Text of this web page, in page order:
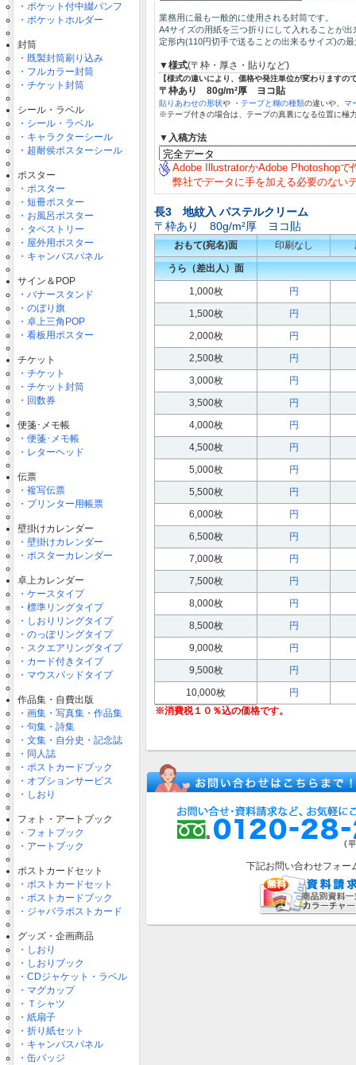
・ポケット付中綴パンフ
・ポケットホルダー
封筒
・既製封筒刷り込み
・フルカラー封筒
・チケット封筒
シール・ラベル
・シール・ラベル
・キャラクターシール
・超耐侯ポスターシール
ポスター
・ポスター
・短冊ポスター
・お風呂ポスター
・タペストリー
・屋外用ポスター
・キャンバスパネル
サイン＆POP
・バナースタンド
・のぼり旗
・卓上三角POP
・看板用ポスター
チケット
・チケット
・チケット封筒
・回数券
便箋･メモ帳
・便箋･メモ帳
・レターヘッド
伝票
・複写伝票
・プリンター用帳票
壁掛けカレンダー
・壁掛けカレンダー
・ポスターカレンダー
卓上カレンダー
・ケースタイプ
・標準リングタイプ
・しおりリングタイプ
・のっぽリングタイプ
・スクエアリングタイプ
・カード付きタイプ
・マウスパッドタイプ
作品集・自費出版
・画集・写真集・作品集
・句集・詩集
・文集・自分史・記念誌
・同人誌
・ポストカードブック
・オプションサービス
・しおり
フォト・アートブック
・フォトブック
・アートブック
ポストカードセット
・ポストカードセット
・ポストカードブック
・ジャバラポストカード
グッズ・企画商品
・しおり
・しおりブック
・CDジャケット・ラベル
・マグカップ
・Ｔシャツ
・紙扇子
・折り紙セット
・キャンバスパネル
・缶バッジ
業務用に最も一般的に使用される封筒です。
A4サイズの用紙を三つ折りにして入れることが出
定形内(110円切手で送ることの出来るサイズ)の
▼様式(〒枠・厚さ・貼りなど)
【様式の違いにより、価格や発注単位が変わります
〒枠あり 80g/m²厚 ヨコ貼
貼りあわせの形状や ・ テープと糊の種類の違いや、 マ
※テープ付きの場合は、テープの真裏になる位置に極
▼入稿方法
Adobe IllustratorかAdobe Photoshopで
弊社でデータに手を加える必要のない
長3 地紋入 パステルクリーム
〒枠あり 80g/m²厚 ヨコ貼
おもて(宛名)面 印刷なし
うら（差出人）面
1,000枚
円
1,500枚
円
2,000枚
円
2,500枚
円
3,000枚
円
3,500枚
円
4,000枚
円
4,500枚
円
5,000枚
円
5,500枚
円
6,000枚
円
6,500枚
円
7,000枚
円
7,500枚
円
8,000枚
円
8,500枚
円
9,000枚
円
9,500枚
円
10,000枚
円
下記お問い合わせフォー